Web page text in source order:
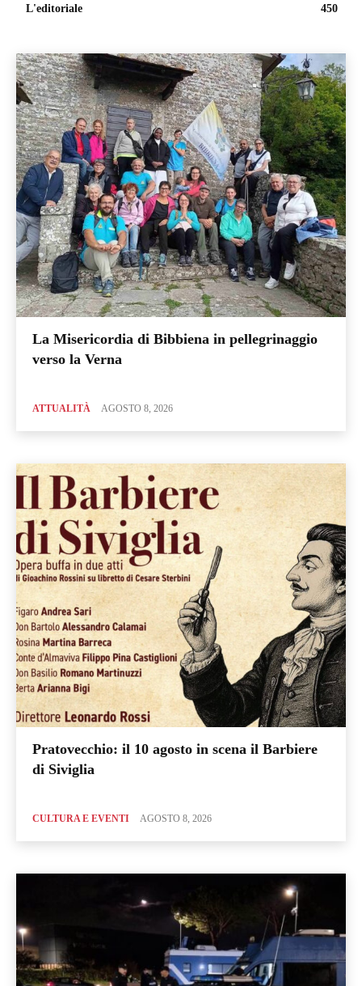
L'editoriale
450
La Misericordia di Bibbiena in pellegrinaggio
verso la Verna
ATTUALITÀ AGOSTO 8, 2026
Pratovecchio: il 10 agosto in scena il Barbiere
di Siviglia
CULTURA E EVENTI AGOSTO 8, 2026